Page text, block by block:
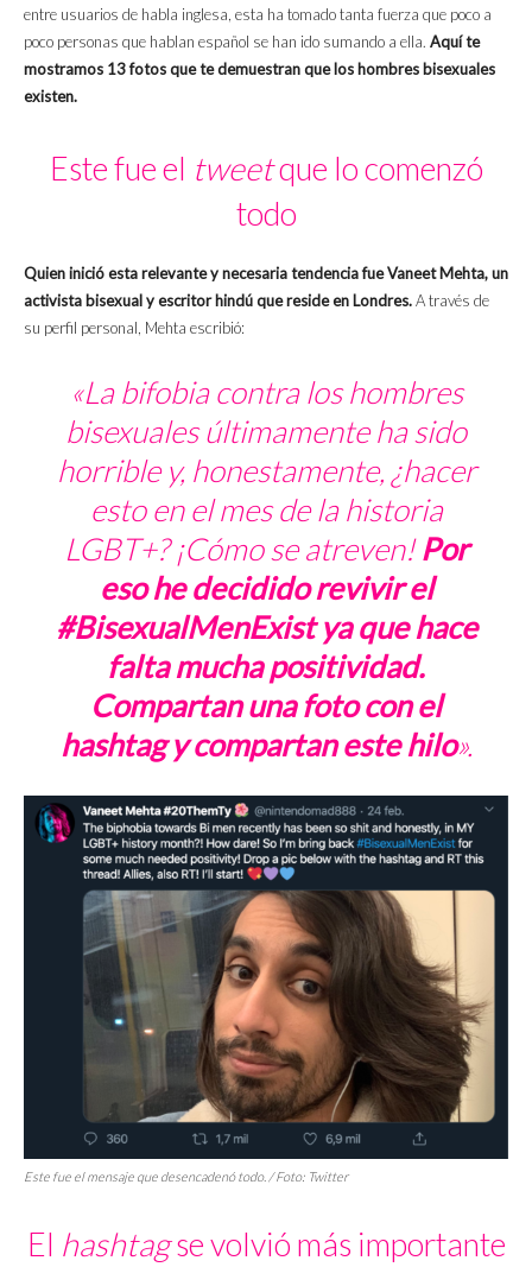
entre usuarios de habla inglesa, esta ha tomado tanta fuerza que poco a
poco personas que hablan español se han ido sumando a ella. Aquí te
mostramos 13 fotos que te demuestran que los hombres bisexuales
existen.
Este fue el tweetque lo comenzó
todo
Quien inició esta relevante y necesaria tendencia fue Vaneet Mehta, un
activista bisexual y escritor hindú que reside en Londres.A través de
su perfil personal, Mehta escribió:
«La bifobia contra los hombres
bisexuales últimamente ha sido
horrible y, honestamente, ¿hacer
esto en el mes de la historia
LGBT+? ¡Cómo se atreven!Por
eso he decidido revivir el
#BisexualMenExist ya que hace
falta mucha positividad.
Compartan una foto con el
hashtagy compartan este hilo».
Este fue el mensaje que desencadenó todo. / Foto: Twitter
El hashtagse volvió más importante